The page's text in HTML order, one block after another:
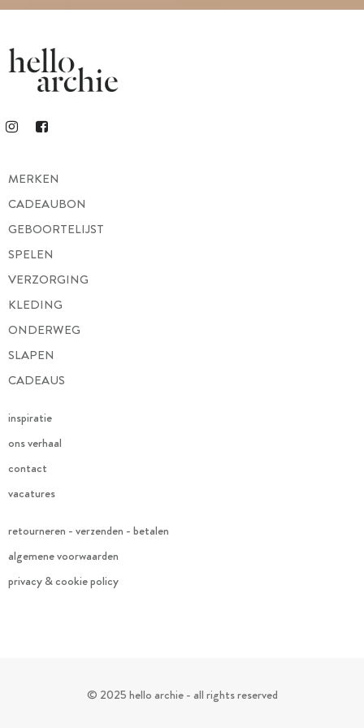
MERKEN
CADEAUBON
GEBOORTELIJST
SPELEN
VERZORGING
KLEDING
ONDERWEG
SLAPEN
CADEAUS
inspiratie
ons verhaal
contact
vacatures
retourneren - verzenden - betalen
algemene voorwaarden
privacy & cookie policy
© 2025 hello archie - all rights reserved